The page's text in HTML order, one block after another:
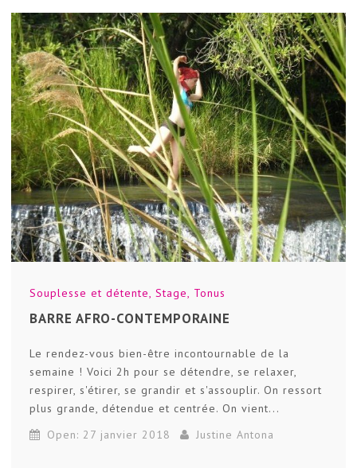
Souplesse et détente,Stage, Tonus
BARRE AFRO-CONTEMPORAINE
Le rendez-vous bien-être incontournable de la
semaine ! Voici 2h pour se détendre, se relaxer,
respirer, s'étirer, se grandir et s'assouplir. On ressort
plus grande, détendue et centrée. On vient...
Open: 27 janvier 2018
Justine Antona